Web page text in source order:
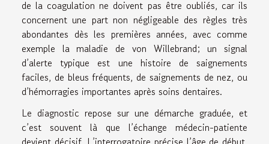
de la coagulation ne doivent pas être oubliés, car ils
concernent une part non négligeable des règles très
abondantes dès les premières années, avec comme
exemple la maladie de von Willebrand; un signal
d’alerte typique est une histoire de saignements
faciles, de bleus fréquents, de saignements de nez, ou
d’hémorragies importantes après soins dentaires.
Le diagnostic repose sur une démarche graduée, et
c’est souvent là que l’échange médecin-patiente